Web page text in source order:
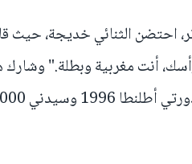
احتضن الثنائي خديجة، حيث
أنت مغربية وبطلة."